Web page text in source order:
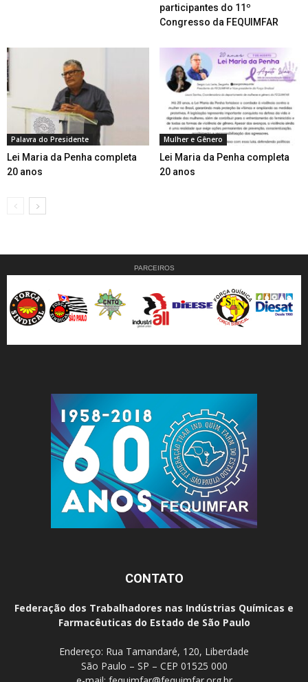
participantes do 11º
Congresso da FEQUIMFAR
Palavra do Presidente
Lei Maria da Penha completa
20 anos
Mulher e Gênero
Lei Maria da Penha completa
20 anos
PARCEIROS
CONTATO
Federação dos Trabalhadores nas Indústrias Químicas e
Farmacêuticas do Estado de São Paulo
Endereço: Rua Tamandaré, 120, Liberdade
São Paulo – SP – CEP 01525 000